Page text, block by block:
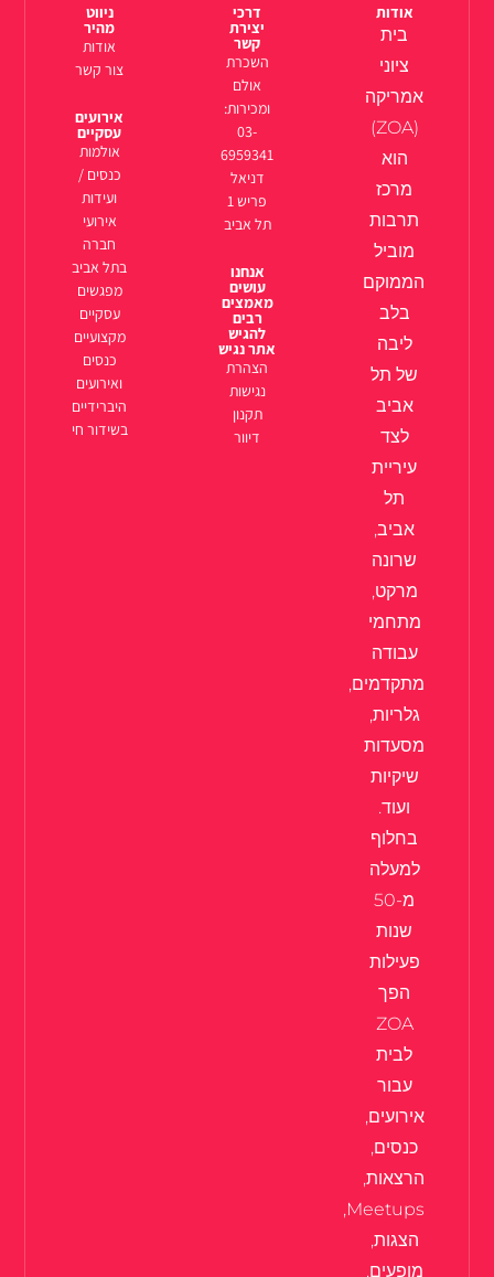
אודות
בית
ציוני
אמריקה
(ZOA)
הוא
מרכז
תרבות
מוביל
הממוקם
בלב
ליבה
של תל
אביב
לצד
עיריית
תל
אביב,
שרונה
מרקט,
מתחמי
עבודה
מתקדמים,
גלריות,
מסעדות
שיקיות
ועוד.
בחלוף
למעלה
מ-50
שנות
פעילות
הפך
ZOA
לבית
עבור
אירועים,
כנסים,
הרצאות,
Meetups,
הצגות,
מופעים,
דרכי
יצירת
קשר
השכרת
אולם
ומכירות:
03-
6959341
דניאל
פריש 1
תל אביב
אנחנו
עושים
מאמצים
רבים
להגיש
אתר נגיש
הצהרת
נגישות
תקנון
דיוור
ניווט
מהיר
אודות
צור קשר
אירועים
עסקיים
אולמות
כנסים /
ועידות
אירועי
חברה
בתל אביב
מפגשים
עסקיים
מקצועיים
כנסים
ואירועים
היברידיים
בשידור חי